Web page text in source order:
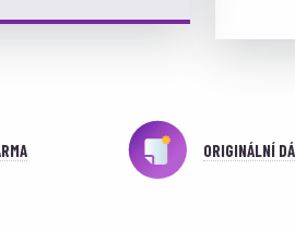
ORIGINÁLNÍ